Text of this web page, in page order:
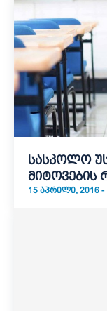
სასკოლო
მიტოვების
15 ᲐᲞᲠᲘᲚᲘ, 2016 -